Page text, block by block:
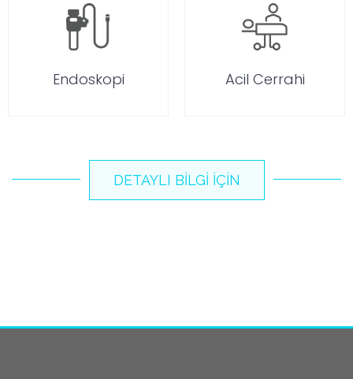
Endoskopi Acil Cerrahi
DETAYLI BILGI İÇIN